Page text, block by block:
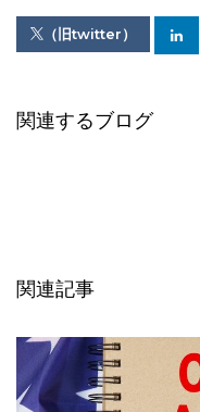
（旧twitter）
関連するブログ
関連記事